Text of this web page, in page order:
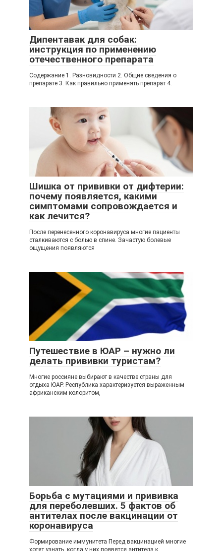
Дипентавак для собак:
инструкция по применению
отечественного препарата
Содержание 1. Разновидности 2. Общие сведения о
препарате 3. Как правильно применять препарат 4.
Шишка от прививки от дифтерии:
почему появляется, какими
симптомами сопровождается и
как лечится?
После перенесенного коронавируса многие пациенты
сталкиваются с болью в спине. Зачастую болевые
ощущения появляются
Путешествие в ЮАР – нужно ли
делать прививки туристам?
Многие россияне выбирают в качестве страны для
отдыха ЮАР. Республика характеризуется выраженным
африканским колоритом,
Борьба с мутациями и прививка
для переболевших. 5 фактов об
антителах после вакцинации от
коронавируса
Формирование иммунитета Перед вакцинацией многие
хотят узнать, когда у них появятся антитела к